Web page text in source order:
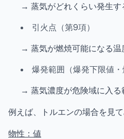
→ 蒸気がどれくらい発生す
引火点（第9項）
→ 蒸気が燃焼可能になる温
爆発範囲（爆発下限値・
→ 蒸気濃度が危険域に入る
例えば、トルエンの場合を見て
物性：値